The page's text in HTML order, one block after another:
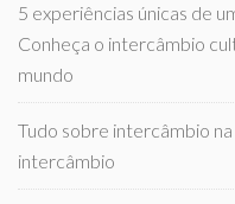
5 experiências únicas de
Conheça o intercâmbio
mundo
Tudo sobre intercâmbio na
intercâmbio